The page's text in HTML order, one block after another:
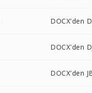
DOCX'den
DOCX'den
DOCX'den